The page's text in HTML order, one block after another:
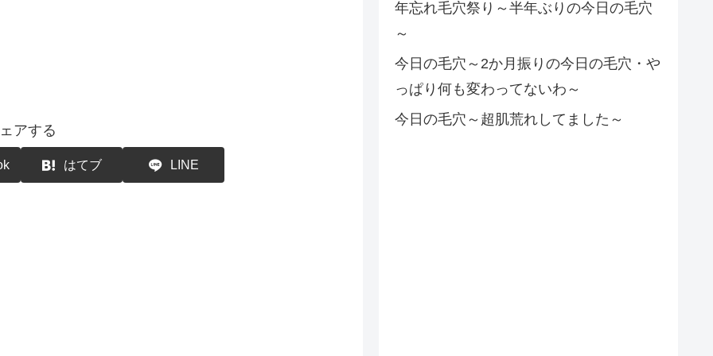
アする
はてブ LINE
年忘れ毛穴祭り～半年ぶりの今日の毛穴
～
今日の毛穴～2か月振りの今日の毛穴・や
っぱり何も変わってないわ～
今日の毛穴～超肌荒れしてました～